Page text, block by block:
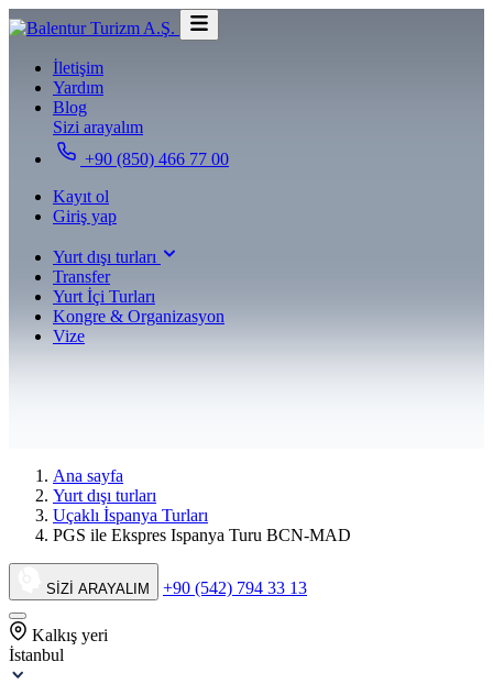
İletişim
Yardım
Blog
Sizi arayalım
+90 (850) 466 77 00
Kayıt ol
Giriş yap
Yurt dışı turları
Transfer
Yurt İçi Turları
Kongre & Organizasyon
Vize
Ana sayfa
Yurt dışı turları
Uçaklı İspanya Turları
PGS ile Ekspres Ispanya Turu BCN-MAD
SİZİ ARAYALIM +90 (542) 794 33 13
Kalkış yeri
İstanbul